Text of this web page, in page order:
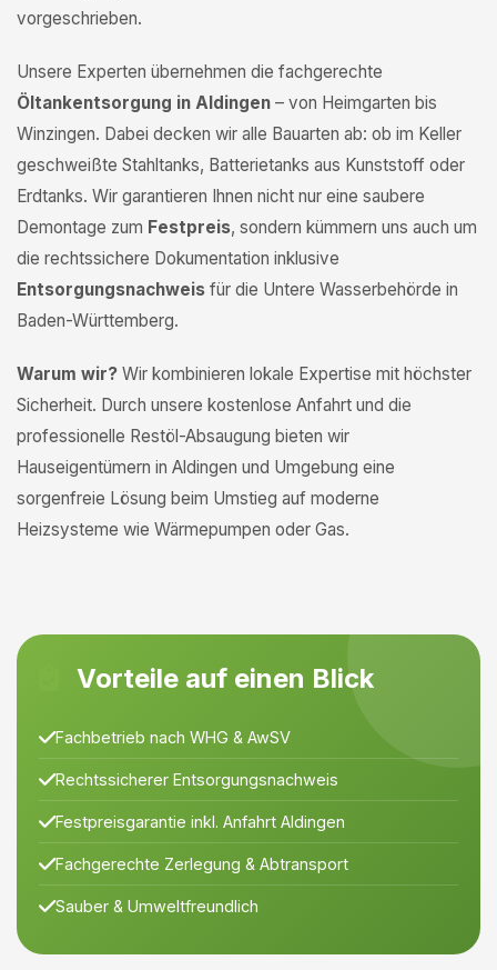
vorgeschrieben.
Unsere Experten übernehmen die fachgerechte
Öltankentsorgung in Aldingen – von Heimgarten bis
Winzingen. Dabei decken wir alle Bauarten ab: ob im Keller
geschweißte Stahltanks, Batterietanks aus Kunststoff oder
Erdtanks. Wir garantieren Ihnen nicht nur eine saubere
Demontage zum Festpreis, sondern kümmern uns auch um
die rechtssichere Dokumentation inklusive
Entsorgungsnachweis für die Untere Wasserbehörde in
Baden-Württemberg.
Warum wir? Wir kombinieren lokale Expertise mit höchster
Sicherheit. Durch unsere kostenlose Anfahrt und die
professionelle Restöl-Absaugung bieten wir
Hauseigentümern in Aldingen und Umgebung eine
sorgenfreie Lösung beim Umstieg auf moderne
Heizsysteme wie Wärmepumpen oder Gas.
Vorteile auf einen Blick
Fachbetrieb nach WHG & AwSV
Rechtssicherer Entsorgungsnachweis
Festpreisgarantie inkl. Anfahrt Aldingen
Fachgerechte Zerlegung & Abtransport
Sauber & Umweltfreundlich